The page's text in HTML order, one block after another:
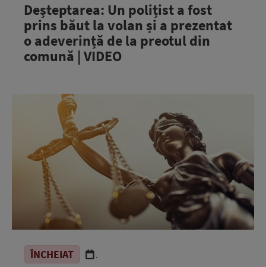
Deșteptarea: Un polițist a fost
prins băut la volan și a prezentat
o adeverință de la preotul din
comună | VIDEO
ÎNCHEIAT .